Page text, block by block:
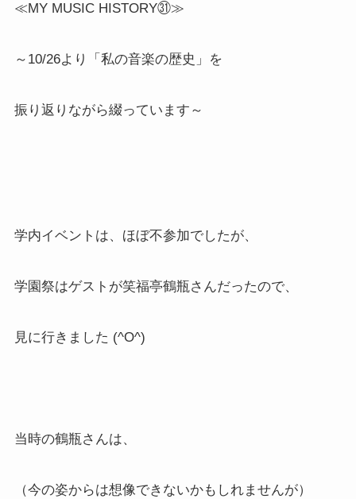
≪MY MUSIC HISTORY㉛≫
～10/26より「私の音楽の歴史」を
振り返りながら綴っています～
学内イベントは、ほぼ不参加でしたが、
学園祭はゲストが笑福亭鶴瓶さんだったので、
見に行きました (^O^)
当時の鶴瓶さんは、
（今の姿からは想像できないかもしれませんが）